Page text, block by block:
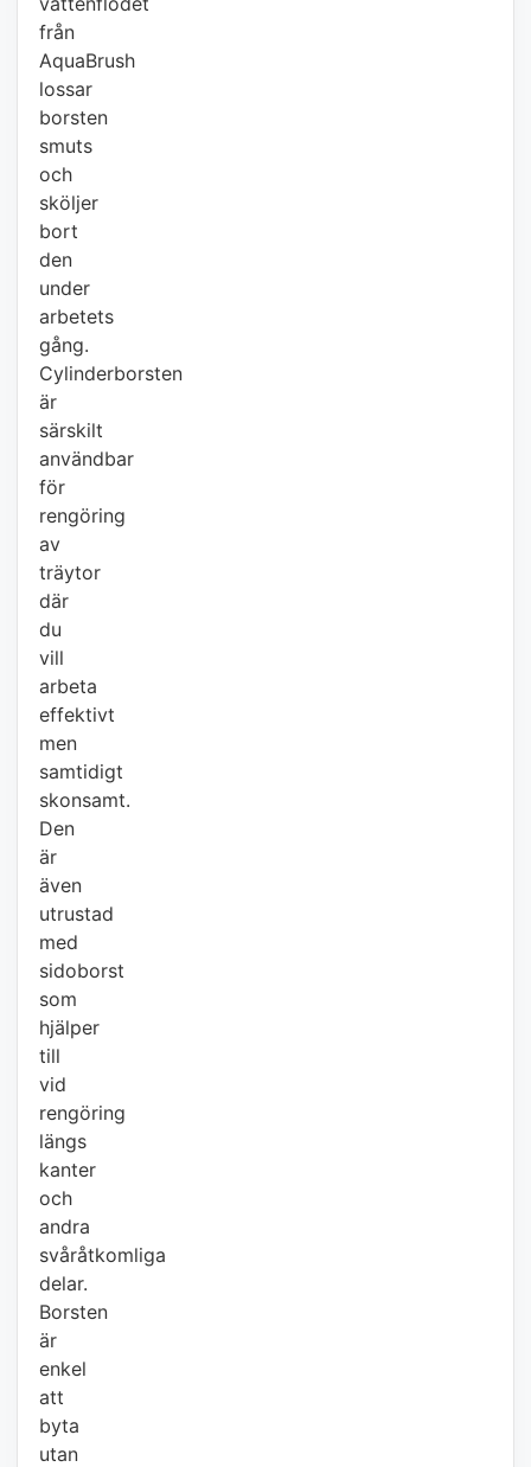
från
AquaBrush
lossar
borsten
smuts
och
sköljer
bort
den
under
arbetets
gång.
Cylinderborsten
är
särskilt
användbar
för
rengöring
av
träytor
där
du
vill
arbeta
effektivt
men
samtidigt
skonsamt.
Den
är
även
utrustad
med
sidoborst
som
hjälper
till
vid
rengöring
längs
kanter
och
andra
svåråtkomliga
delar.
Borsten
är
enkel
att
byta
utan